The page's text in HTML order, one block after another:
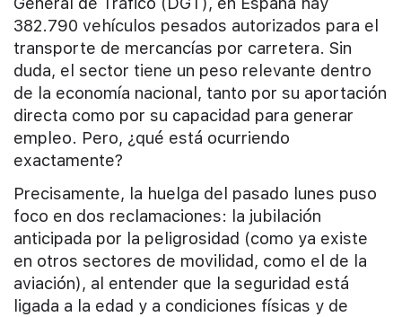
382.790 vehículos pesados autorizados para el
transporte de mercancías por carretera. Sin
duda, el sector tiene un peso relevante dentro
de la economía nacional, tanto por su aportación
directa como por su capacidad para generar
empleo. Pero, ¿qué está ocurriendo
exactamente?
Precisamente, la huelga del pasado lunes puso
foco en dos reclamaciones: la jubilación
anticipada por la peligrosidad (como ya existe
en otros sectores de movilidad, como el de la
aviación), al entender que la seguridad está
ligada a la edad y a condiciones físicas y de